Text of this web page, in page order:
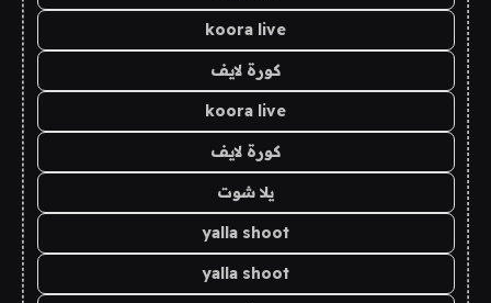
koora live
كورة لايف
koora live
كورة لايف
يلا شوت
yalla shoot
yalla shoot